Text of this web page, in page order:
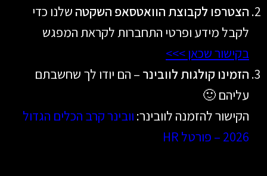
הצטרפו לקבוצת הוואטסאפ השקטה שלנו כדי
לקבל מידע ופרטי התחברות לקראת המפגש
בקישור שכאן >>>
הזמינו קולגות לוובינר – הם יודו לך שחשבתם
עליהם 🙂
הקישור להזמנה לוובינר: וובינר קרב הכלים הגדול
2026 – פורטל HR